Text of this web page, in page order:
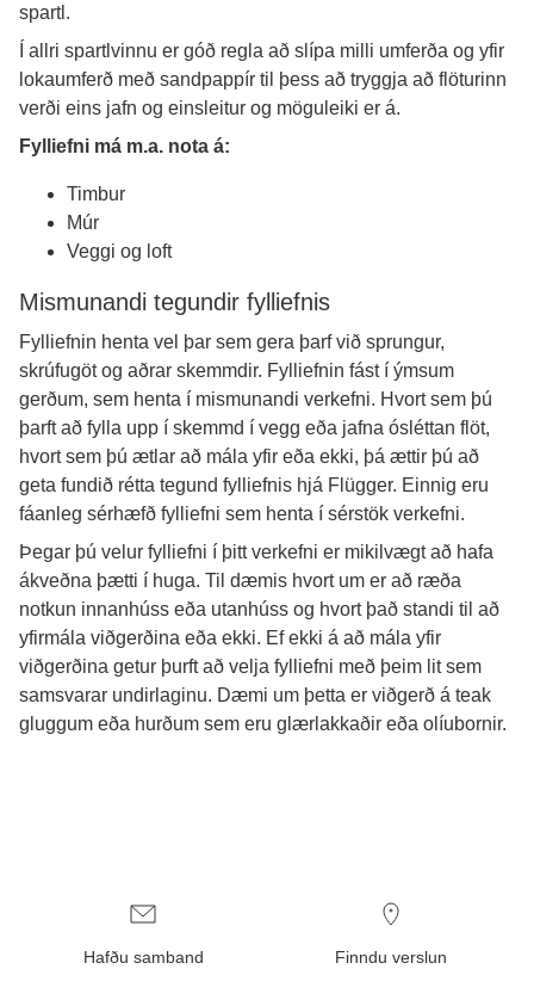
spartl.
Í allri spartlvinnu er góð regla að slípa milli umferða og yfir
lokaumferð með sandpappír til þess að tryggja að flöturinn
verði eins jafn og einsleitur og möguleiki er á.
Fylliefni má m.a. nota á:
Timbur
Múr
Veggi og loft
Mismunandi tegundir fylliefnis
Fylliefnin henta vel þar sem gera þarf við sprungur,
skrúfugöt og aðrar skemmdir. Fylliefnin fást í ýmsum
gerðum, sem henta í mismunandi verkefni. Hvort sem þú
þarft að fylla upp í skemmd í vegg eða jafna ósléttan flöt,
hvort sem þú ætlar að mála yfir eða ekki, þá ættir þú að
geta fundið rétta tegund fylliefnis hjá Flügger. Einnig eru
fáanleg sérhæfð fylliefni sem henta í sérstök verkefni.
Þegar þú velur fylliefni í þitt verkefni er mikilvægt að hafa
ákveðna þætti í huga. Til dæmis hvort um er að ræða
notkun innanhúss eða utanhúss og hvort það standi til að
yfirmála viðgerðina eða ekki. Ef ekki á að mála yfir
viðgerðina getur þurft að velja fylliefni með þeim lit sem
samsvarar undirlaginu. Dæmi um þetta er viðgerð á teak
gluggum eða hurðum sem eru glærlakkaðir eða olíubornir.
Hafðu samband Finndu verslun